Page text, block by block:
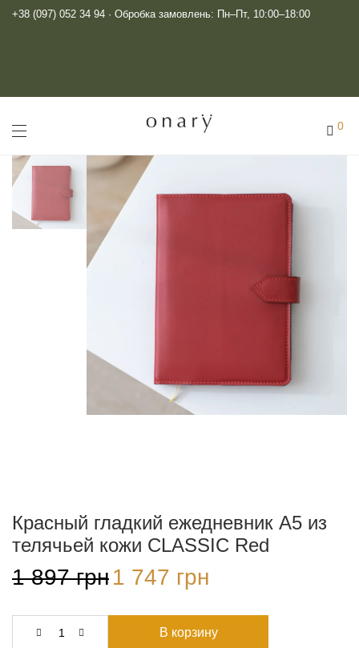
+38 (097) 052 34 94 · Обробка замовлень: Пн–Пт, 10:00–18:00
0
Красный гладкий ежедневник А5 из
телячьей кожи CLASSIC Red
1 897грн Первоначальная
цена
897 грн.
1 747 грн
В корзину